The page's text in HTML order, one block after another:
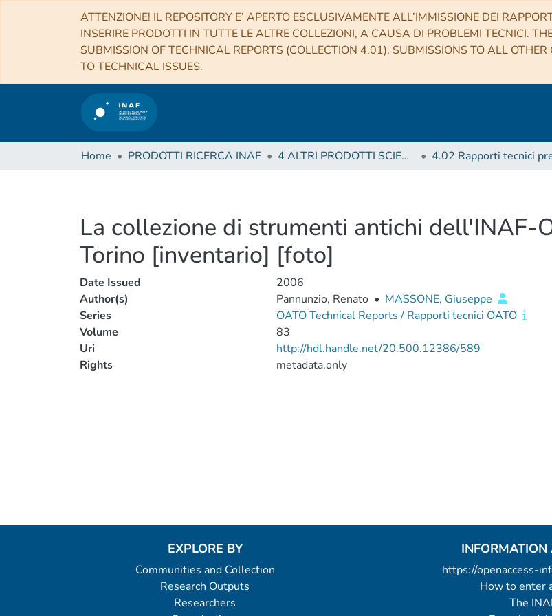
ATTENZIONE! IL REPOSITORY E’ APERTO ESCLUSIVAMENTE ALL’IMMISSIONE DEI
INSERIRE PRODOTTI IN TUTTE LE ALTRE COLLEZIONI, A CAUSA DI PROBLEMI TECNICI.
SUBMISSION OF TECHNICAL REPORTS (COLLECTION 4.01). SUBMISSIONS TO ALL
TO TECHNICAL ISSUES.
Home PRODOTTI RICERCA INAF 4 ALTRI PRODOTTI SCIENTIFICI (Other scientific products)
La collezione di strumenti antichi dell'INAF-
Torino [inventario] [foto]
Date Issued
2006
Author(s)
Pannunzio, Renato • MASSONE, Giuseppe
Series
OATO Technical Reports / Rapporti tecnici OATO
Volume
83
Uri
http://hdl.handle.net/20.500.12386/589
Rights
metadata.only
EXPLORE BY
Communities and Collection
Research Outputs
Researchers
https://openaccess-
How to enter
The